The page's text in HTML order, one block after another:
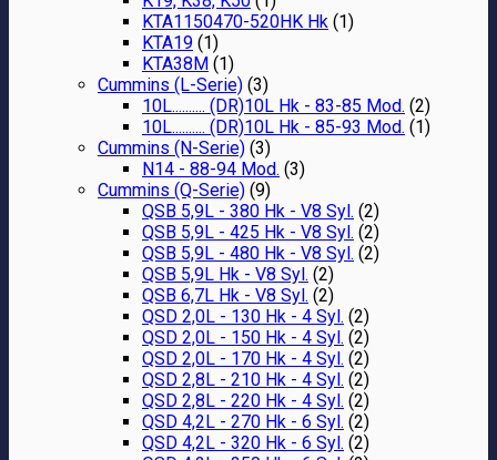
KTA1150470-520HK Hk (1)
KTA19 (1)
KTA38M (1)
Cummins (L-Serie) (3)
10L.......... (DR)10L Hk - 83-85 Mod. (2)
10L.......... (DR)10L Hk - 85-93 Mod. (1)
Cummins (N-Serie) (3)
N14 - 88-94 Mod. (3)
Cummins (Q-Serie) (9)
QSB 5,9L - 380 Hk - V8 Syl. (2)
QSB 5,9L - 425 Hk - V8 Syl. (2)
QSB 5,9L - 480 Hk - V8 Syl. (2)
QSB 5,9L Hk - V8 Syl. (2)
QSB 6,7L Hk - V8 Syl. (2)
QSD 2,0L - 130 Hk - 4 Syl. (2)
QSD 2,0L - 150 Hk - 4 Syl. (2)
QSD 2,0L - 170 Hk - 4 Syl. (2)
QSD 2,8L - 210 Hk - 4 Syl. (2)
QSD 2,8L - 220 Hk - 4 Syl. (2)
QSD 4,2L - 270 Hk - 6 Syl. (2)
QSD 4,2L - 320 Hk - 6 Syl. (2)